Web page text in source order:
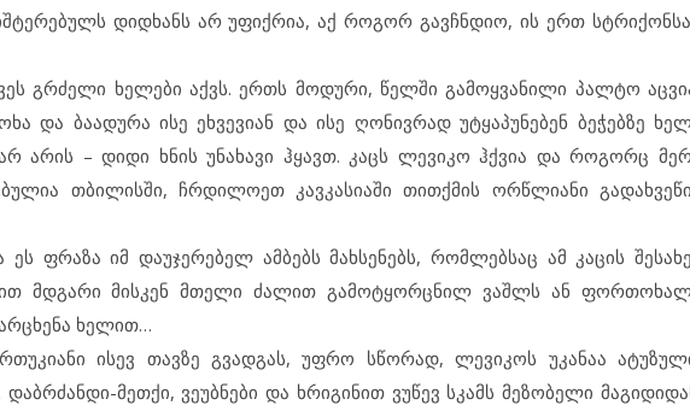
დიდხანს არ უფიქრია, აქ როგორ გავჩნდიო, ის ერთ
გრძელი ხელები აქვს. ერთს მოდური, წელში გამოყვანილი პალტო
და ბაადურა ისე ეხვევიან და ისე ღონივრად უტყაპუნებენ ბეჭებზე
არის – დიდი ხნის უნახავი ჰყავთ. კაცს ლევიკო ჰქვია და როგორც
თბილისში, ჩრდილოეთ კავკასიაში თითქმის ორწლიანი
ფრაზა იმ დაუჯერებელ ამბებს მახსენებს, რომლებსაც ამ კაცის
მდგარი მისკენ მთელი ძალით გამოტყორცნილ ვაშლს ან
ხელით…
ისევ თავზე გვადგას, უფრო სწორად, ლევიკოს უკანაა
მეთქი, ვეუბნები და ხრიგინით ვუწევ სკამს მეზობელი